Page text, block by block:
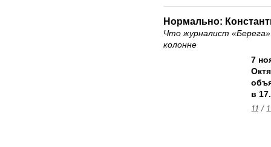
Нормально:
Что журналист «Берега»
колонне
7
в
11 /